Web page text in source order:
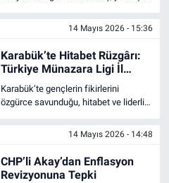
kamerasıyla görüntüledi.14 Mayıs 2026 - 15:36
Karabük’te Hitabet Rüzgârı:
Türkiye Münazara Ligi İl
Finali Nefes Kesti
Karabük’te gençlerin fikirlerini
özgürce savunduğu, hitabet ve liderlik
Münazara Ligi İl Finali, büyük bir
14 Mayıs 2026 - 14:48
CHP’li Akay’dan Enflasyon
Revizyonuna Tepki